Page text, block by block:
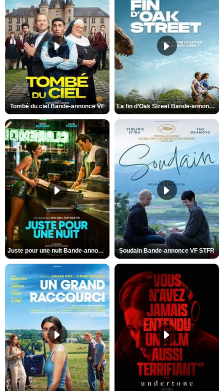
Tombé du ciel Bande-annonce VF La fin d’Oak Street Bande-annonce VO STFR
Juste pour une nuit Bande-annonce VO STFR Soudain Bande-annonce VF STFR